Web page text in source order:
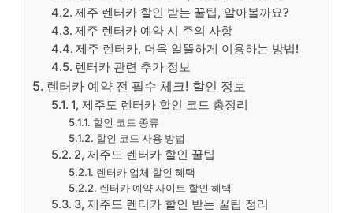
제주 렌터카 할인 받는 꿀팁, 알아볼까요?
제주 렌터카 예약 시 주의 사항
제주 렌터카, 더욱 알뜰하게 이용하는 방법!
렌터카 관련 추가 정보
렌터카 예약 전 필수 체크! 할인 정보
1, 제주도 렌터카 할인 코드 총정리
할인 코드 종류
할인 코드 사용 방법
2, 제주도 렌터카 할인 꿀팁
렌터카 업체 할인 혜택
렌터카 예약 사이트 할인 혜택
3, 제주도 렌터카 할인 받는 꿀팁 정리